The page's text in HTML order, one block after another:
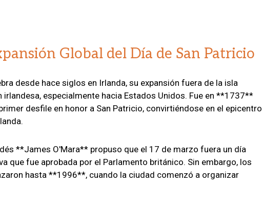
Global del Día de San Patricio
desde hace siglos en Irlanda, su expansión fuera de la isla
especialmente hacia Estados Unidos. Fue en **1737**
desfile en honor a San Patricio, convirtiéndose en el epicentro
**James O'Mara** propuso que el 17 de marzo fuera un día
que fue aprobada por el Parlamento británico. Sin embargo, los
hasta **1996**, cuando la ciudad comenzó a organizar